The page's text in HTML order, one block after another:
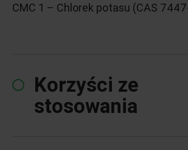
CMC 1 – Chlorek potasu (CAS
Korzyści ze
stosowania